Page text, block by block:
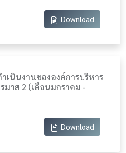
Download
เนินงานขององค์การบริหาร
มาส 2 (เดือนมกราคม -
Download